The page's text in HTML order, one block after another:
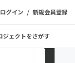
ログイン / 新規会員登録
ジェクトをさがす